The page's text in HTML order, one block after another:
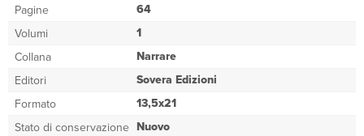
Pagine 64
Volumi 1
Collana Narrare
Editori Sovera Edizioni
Formato 13,5x21
Stato di conservazione Nuovo